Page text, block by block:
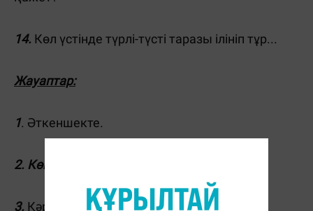
14. Көл үстінде түрлі-түсті таразы ілініп тұр...
Жауаптар:
1. Әткеншекте.
2. Көшеден өту.
3. Кәрі қарға.